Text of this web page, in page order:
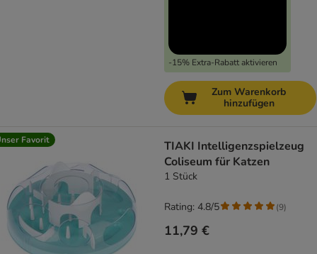
-15% Extra-Rabatt aktivieren
Zum Warenkorb
hinzufügen
Favorit
TIAKI Intelligenzspielzeug
Coliseum für Katzen
1 Stück
11,79 €
Rating: 4.8/5 (9)